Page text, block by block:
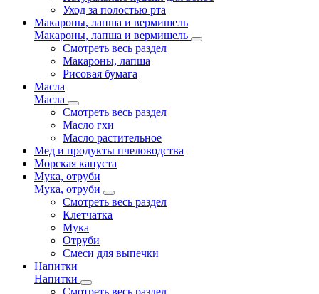
Уход за полостью рта
Макароны, лапша и вермишель
Макароны, лапша и вермишель
Смотреть весь раздел
Макароны, лапша
Рисовая бумага
Масла
Масла
Смотреть весь раздел
Масло гхи
Масло растительное
Мед и продукты пчеловодства
Морская капуста
Мука, отруби
Мука, отруби
Смотреть весь раздел
Клетчатка
Мука
Отруби
Смеси для выпечки
Напитки
Напитки
Смотреть весь раздел